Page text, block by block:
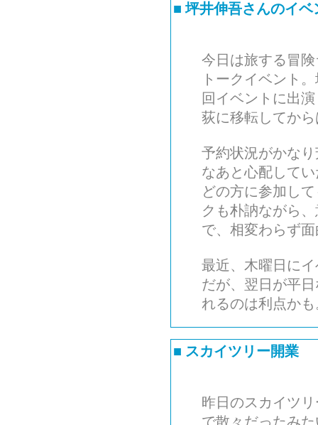
■坪井伸吾さんのイベ
今日は旅する冒
トークイベント
回イベントに出
荻に移転してか
予約状況がかな
なあと心配して
どの方に参加し
クも朴訥ながら
で、相変わらず
最近、木曜日に
だが、翌日が平
れるのは利点か
■ スカイツリー開業
昨日のスカイツ
で散々だったみ